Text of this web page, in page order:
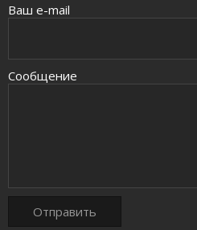
Ваш e-mail
Сообщение